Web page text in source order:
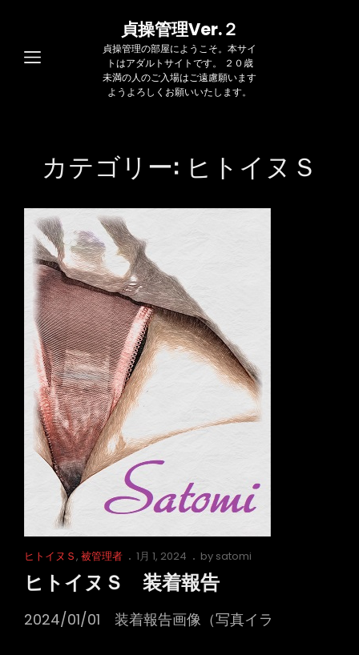
貞操管理Ver.２
貞操管理の部屋にようこそ。本サイ
トはアダルトサイトです。 ２０歳
未満の人のご入場はご遠慮願います
ようよろしくお願いいたします。
カテゴリー: ヒトイヌＳ
Cat
Links
ヒトイヌＳ, 被管理者
Posted
on
1月 1, 2024 by satomi
ヒトイヌＳ 装着報告
2024/01/01 装着報告画像（写真イラ